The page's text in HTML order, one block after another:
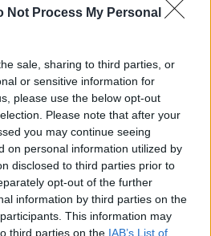
Not Process My Personal
sale, sharing to third parties, or
or sensitive information for
please use the below opt-out
Please note that after your
you may continue seeing
on personal information utilized by
disclosed to third parties prior to
opt-out of the further
information by third parties on the
This information may
third parties on the IAB’s List of
tai päiväretkelle, pääsee
junalla tai raitiovaunulla.
matkaan on helppo
etenkin Berliini tai Dresden.
mahdollista myös mennä
matkalle. >>Matkat
paikan päällä
ilmoituksen jälkeen